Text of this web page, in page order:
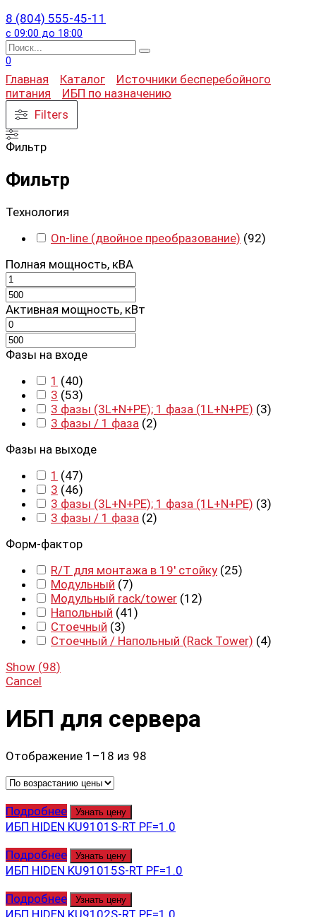
8 (804) 555-45-11
с 09:00 до 18:00
Search
for:
0
Главная Каталог
Источники бесперебойного
питания
ИБП по назначению
Filters
Фильтр
Фильтр
Технология
On-line (двойное преобразование) (92)
Полная мощность, кВА
Активная мощность, кВт
Фазы на входе
1 (40)
3 (53)
3 фазы (3L+N+PE); 1 фаза (1L+N+PE) (3)
3 фазы / 1 фаза (2)
Фазы на выходе
1 (47)
3 (46)
3 фазы (3L+N+PE); 1 фаза (1L+N+PE) (3)
3 фазы / 1 фаза (2)
Форм-фактор
R/T для монтажа в 19' стойку (25)
Модульный (7)
Модульный rack/tower (12)
Напольный (41 )
Стоечный (3)
Стоечный / Напольный (Rack Tower) (4)
Show (98)
Cancel
ИБП для сервера
Отображение 1–18 из 98
Подробнее Узнать цену
ИБП HIDEN KU9101S-RT PF=1.0
Подробнее
Узнать цену
ИБП HIDEN KU91015S-RT PF=1.0
Подробнее
Узнать цену
ИБП HIDEN KU9102S-RT PF=1.0